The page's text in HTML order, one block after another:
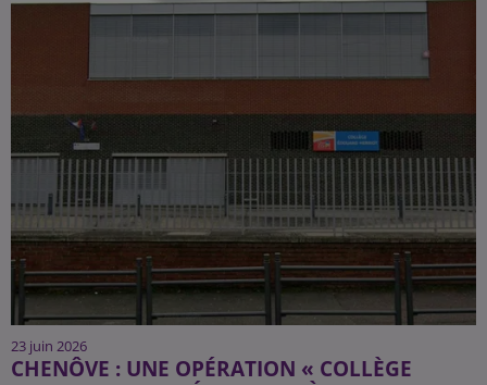
23 juin 2026
CHENÔVE : UNE OPÉRATION « COLLÈGE